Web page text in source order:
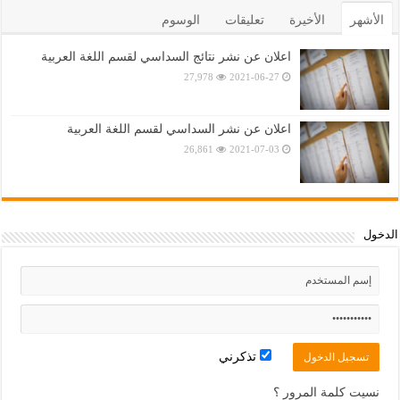
الأشهر الأخيرة تعليقات الوسوم
اعلان عن نشر نتائج السداسي لقسم اللغة العربية
2021-06-27
27,978
اعلان عن نشر السداسي لقسم اللغة العربية
2021-07-03
26,861
الدخول
تذكرني
نسيت كلمة المرور ؟